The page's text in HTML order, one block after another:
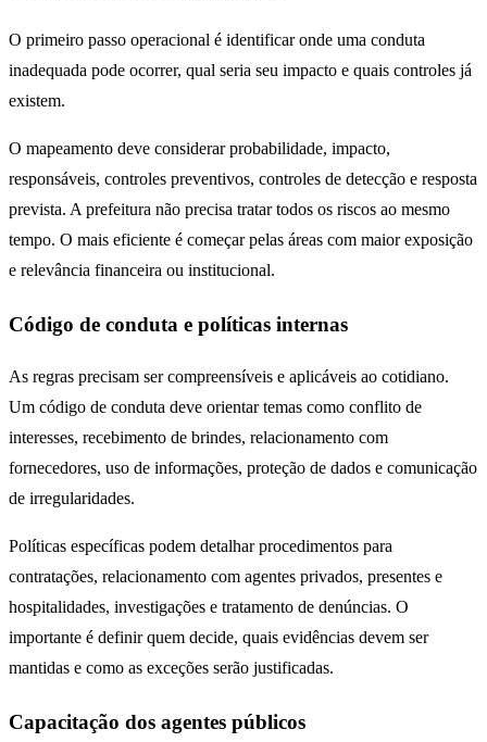
O primeiro passo operacional é identificar onde uma conduta
inadequada pode ocorrer, qual seria seu impacto e quais controles já
existem.
O mapeamento deve considerar probabilidade, impacto,
responsáveis, controles preventivos, controles de detecção e resposta
prevista. A prefeitura não precisa tratar todos os riscos ao mesmo
tempo. O mais eficiente é começar pelas áreas com maior exposição
e relevância financeira ou institucional.
Código de conduta e políticas internas
As regras precisam ser compreensíveis e aplicáveis ao cotidiano.
Um código de conduta deve orientar temas como conflito de
interesses, recebimento de brindes, relacionamento com
fornecedores, uso de informações, proteção de dados e comunicação
de irregularidades.
Políticas específicas podem detalhar procedimentos para
contratações, relacionamento com agentes privados, presentes e
hospitalidades, investigações e tratamento de denúncias. O
importante é definir quem decide, quais evidências devem ser
mantidas e como as exceções serão justificadas.
Capacitação dos agentes públicos